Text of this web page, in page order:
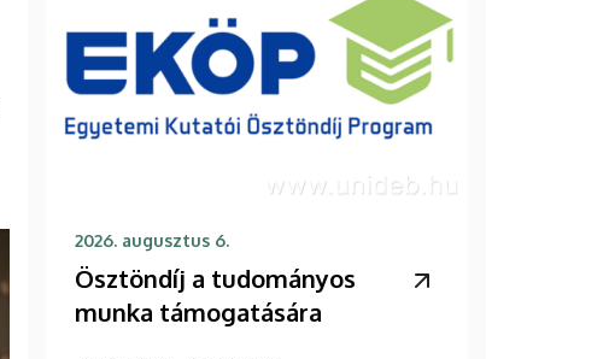
2026. augusztus 6.
Ösztöndíj a tudományos
munka támogatására